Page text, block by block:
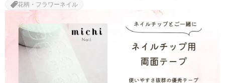
花柄・フラワーネイル